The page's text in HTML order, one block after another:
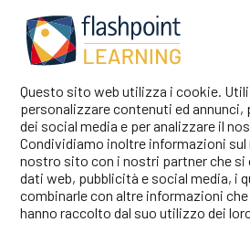
Questo sito web utilizza i cookie.
personalizzare contenuti ed
dei social media e per analizzare il
Condividiamo inoltre informazioni
nostro sito con i nostri partner che si
dati web, pubblicità e social media, i
combinarle con altre informazioni
hanno raccolto dal suo utilizzo dei